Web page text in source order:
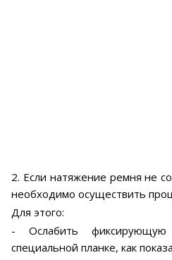
2. Если натяжение ремня не
необходимо осуществить
Для этого:
- Ослабить фиксирующую
специальной планке, как